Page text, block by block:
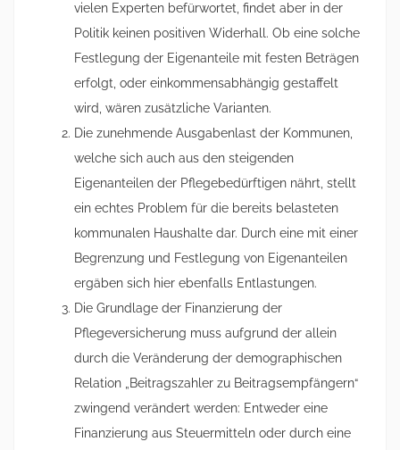
vielen Experten befürwortet, findet aber in der
Politik keinen positiven Widerhall. Ob eine solche
Festlegung der Eigenanteile mit festen Beträgen
erfolgt, oder einkommensabhängig gestaffelt
wird, wären zusätzliche Varianten.
Die zunehmende Ausgabenlast der Kommunen,
welche sich auch aus den steigenden
Eigenanteilen der Pflegebedürftigen nährt, stellt
ein echtes Problem für die bereits belasteten
kommunalen Haushalte dar. Durch eine mit einer
Begrenzung und Festlegung von Eigenanteilen
ergäben sich hier ebenfalls Entlastungen.
Die Grundlage der Finanzierung der
Pflegeversicherung muss aufgrund der allein
durch die Veränderung der demographischen
Relation „Beitragszahler zu Beitragsempfängern“
zwingend verändert werden: Entweder eine
Finanzierung aus Steuermitteln oder durch eine